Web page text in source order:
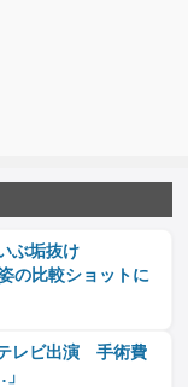
ぶ垢抜け
の比較ショットに
レビ出演 手術費